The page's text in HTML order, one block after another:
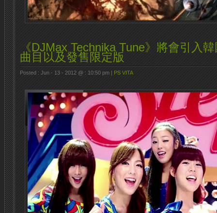
《DJMax Technika Tune》將會引入
曲目以及發售限定版
Posted : Jun - 13 - 2012 @ : 10:50 pm | PS VITA